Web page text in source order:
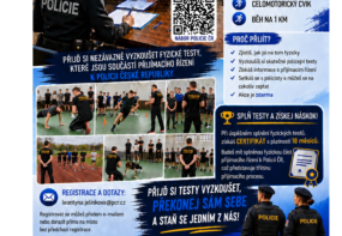
Pokud